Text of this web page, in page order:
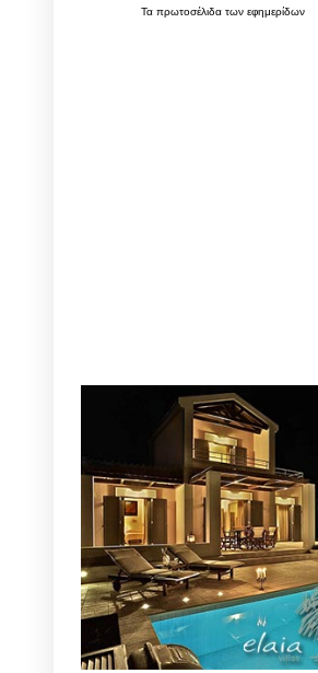
Τα πρωτοσέλιδα των εφημερίδων